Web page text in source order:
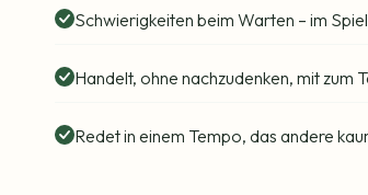
Schwierigkeiten beim Warten – im
Handelt, ohne nachzudenken, mit zum
Redet in einem Tempo, das andere